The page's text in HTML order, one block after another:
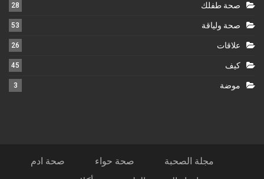
صحة طفلك 28
صحة ولياقة 53
علاقات 26
كيف 45
موضة 3
مجلة الصحبة صحة حواء
صحة ادم